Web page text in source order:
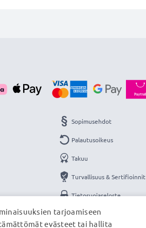
Sopimusehdot
Palautusoikeus
Takuu
Turvallisuus & Sertifioinnit
Tietosuojaseloste
Yritystiedot
tarjoamiseen
evästeet tai hallita